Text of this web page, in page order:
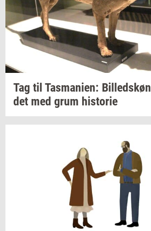
Tag til Tas­ma­ni­en: Bil­leds­køn
det med grum hi­sto­rie